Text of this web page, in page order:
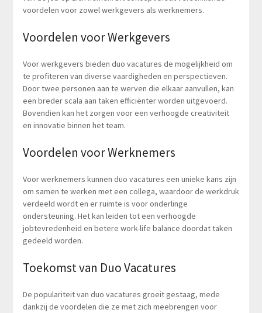
voordelen voor zowel werkgevers als werknemers.
Voordelen voor Werkgevers
Voor werkgevers bieden duo vacatures de mogelijkheid om
te profiteren van diverse vaardigheden en perspectieven.
Door twee personen aan te werven die elkaar aanvullen, kan
een breder scala aan taken efficiënter worden uitgevoerd.
Bovendien kan het zorgen voor een verhoogde creativiteit
en innovatie binnen het team.
Voordelen voor Werknemers
Voor werknemers kunnen duo vacatures een unieke kans zijn
om samen te werken met een collega, waardoor de werkdruk
verdeeld wordt en er ruimte is voor onderlinge
ondersteuning. Het kan leiden tot een verhoogde
jobtevredenheid en betere work-life balance doordat taken
gedeeld worden.
Toekomst van Duo Vacatures
De populariteit van duo vacatures groeit gestaag, mede
dankzij de voordelen die ze met zich meebrengen voor